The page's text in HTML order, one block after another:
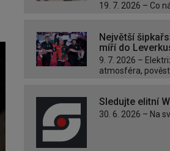
19. 7. 2026 – Co
Největší
míří do
9. 7. 2026 –
atmosféra,
Sledujte elitní
30. 6. 2026 – Na